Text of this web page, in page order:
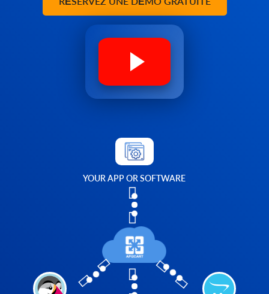
YOUR APP OR SOFTWARE